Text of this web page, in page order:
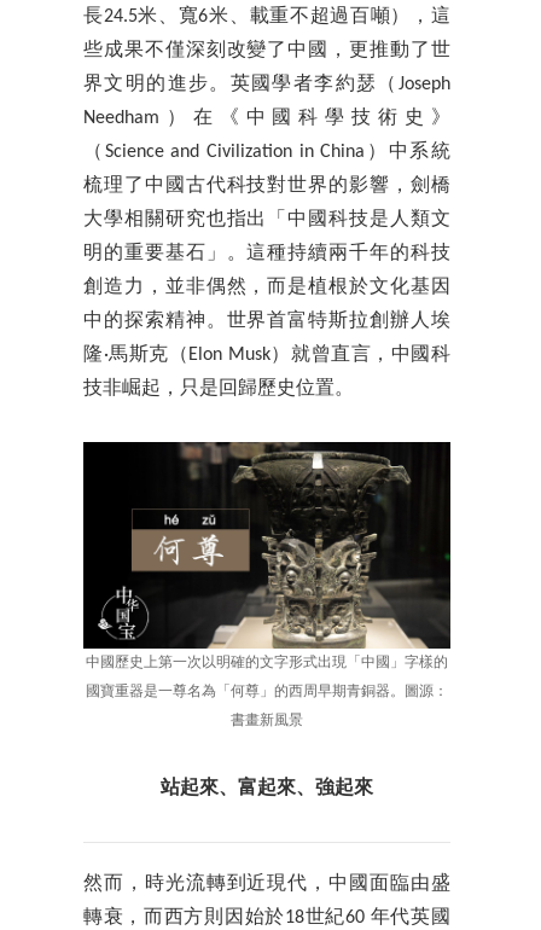
長24.5米、寬6米、載重不超過百噸），這
些成果不僅深刻改變了中國，更推動了世
界文明的進步。英國學者李約瑟（Joseph
Needham）在《中國科學技術史》
（Science and Civilization in China）中系統
梳理了中國古代科技對世界的影響，劍橋
大學相關研究也指出「中國科技是人類文
明的重要基石」。這種持續兩千年的科技
創造力，並非偶然，而是植根於文化基因
中的探索精神。世界首富特斯拉創辦人埃
隆·馬斯克（Elon Musk）就曾直言，中國科
技非崛起，只是回歸歷史位置。
中國歷史上第一次以明確的文字形式出現「中國」字樣的
國寶重器是一尊名為「何尊」的西周早期青銅器。圖源：
書畫新風景
站起來、富起來、強起來
然而，時光流轉到近現代，中國面臨由盛
轉衰，而西方則因始於18世紀60 年代英國